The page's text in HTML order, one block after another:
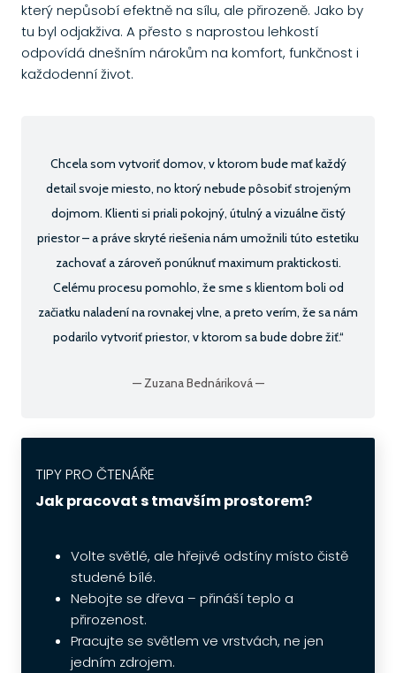
který nepůsobí efektně na sílu, ale přirozeně. Jako by
tu byl odjakživa. A přesto s naprostou lehkostí
odpovídá dnešním nárokům na komfort, funkčnost i
každodenní život.
Chcela som vytvoriť domov, v ktorom bude mať každý
detail svoje miesto, no ktorý nebude pôsobiť strojeným
dojmom. Klienti si priali pokojný, útulný a vizuálne čistý
priestor – a práve skryté riešenia nám umožnili túto estetiku
zachovať a zároveň ponúknuť maximum praktickosti.
Celému procesu pomohlo, že sme s klientom boli od
začiatku naladení na rovnakej vlne, a preto verím, že sa nám
podarilo vytvoriť priestor, v ktorom sa bude dobre žiť.“
—Zuzana Bednáriková—
TIPY PRO ČTENÁŘE
Jak pracovat s tmavším prostorem?
Volte světlé, ale hřejivé odstíny místo čistě
studené bílé.
Nebojte se dřeva – přináší teplo a
přirozenost.
Pracujte se světlem ve vrstvách, ne jen
jedním zdrojem.